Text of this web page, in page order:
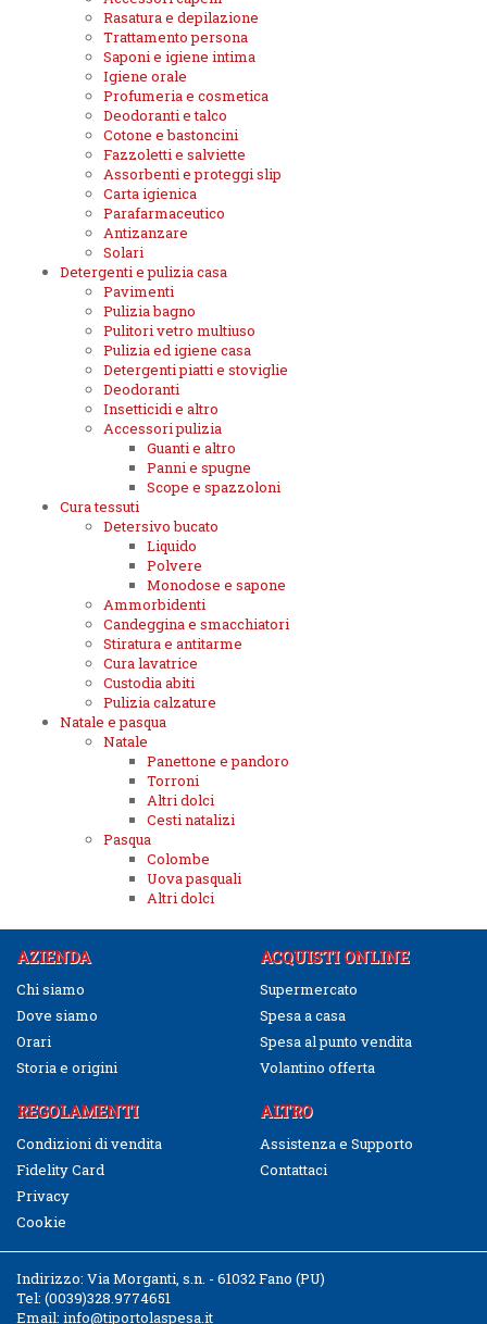
Rasatura e depilazione
Trattamento persona
Saponi e igiene intima
Igiene orale
Profumeria e cosmetica
Deodoranti e talco
Cotone e bastoncini
Fazzoletti e salviette
Assorbenti e proteggi slip
Carta igienica
Parafarmaceutico
Antizanzare
Solari
Detergenti e pulizia casa
Pavimenti
Pulizia bagno
Pulitori vetro multiuso
Pulizia ed igiene casa
Detergenti piatti e stoviglie
Deodoranti
Insetticidi e altro
Accessori pulizia
Guanti e altro
Panni e spugne
Scope e spazzoloni
Cura tessuti
Detersivo bucato
Liquido
Polvere
Monodose e sapone
Ammorbidenti
Candeggina e smacchiatori
Stiratura e antitarme
Cura lavatrice
Custodia abiti
Pulizia calzature
Natale e pasqua
Natale
Panettone e pandoro
Torroni
Altri dolci
Cesti natalizi
Pasqua
Colombe
Uova pasquali
Altri dolci
AZIENDA
Chi siamo
Dove siamo
Orari
Storia e origini
ACQUISTI ONLINE
Supermercato
Spesa a casa
Spesa al punto vendita
Volantino offerta
REGOLAMENTI
Condizioni di vendita
Fidelity Card
Privacy
Cookie
ALTRO
Assistenza e Supporto
Contattaci
Indirizzo: Via Morganti, s.n. - 61032 Fano (PU)
Tel: (0039)328.9774651
Email: info@tiportolaspesa.it